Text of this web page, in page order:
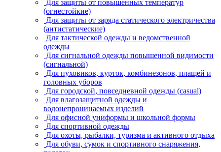
Для защиты от повышенных температур
(огнестойкие)
Для защиты от заряда статического электричества
(антистатические)
Для тактической одежды и ведомственной
одежды
Для сигнальной одежды повышенной видимости
(сигнальной)
Для пуховиков, курток, комбинезонов, плащей и
головных уборов
Для городской, повседневной одежды (casual)
Для влагозащитной одежды и
водонепроницаемых изделий
Для офисной униформы и школьной формы
Для спортивной одежды
Для охоты, рыбалки, туризма и активного отдыха
Для обуви, сумок и спортивного снаряжения,